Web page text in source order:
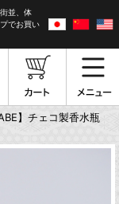
並、体
でお買い
】チェコ製香水瓶